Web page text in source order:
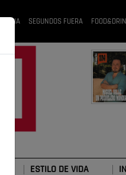
RUBIA SEGUNDOS FUERA
ESTILO DE VIDA